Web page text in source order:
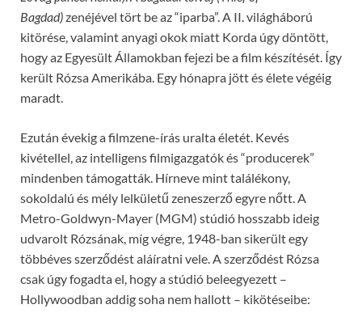
Bagdad)zenéjével tört be az “iparba”. A II. világháború
kitörése, valamint anyagi okok miatt Korda úgy döntött,
hogy az Egyesült Államokban fejezi be a film készítését. Így
került Rózsa Amerikába. Egy hónapra jött és élete végéig
maradt.
Ezután évekig a filmzene-írás uralta életét. Kevés
kivétellel, az intelligens filmigazgatók és “producerek”
mindenben támogatták. Hírneve mint találékony,
sokoldalú és mély lelkületű zeneszerző egyre nőtt. A
Metro-Goldwyn-Mayer (MGM) stúdió hosszabb ideig
udvarolt Rózsának, míg végre, 1948-ban sikerült egy
többéves szerződést aláíratni vele. A szerződést Rózsa
csak úgy fogadta el, hogy a stúdió beleegyezett –
Hollywoodban addig soha nem hallott – kikötéseibe: